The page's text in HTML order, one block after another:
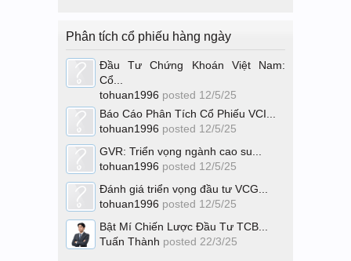
Phân tích cổ phiếu hàng ngày
Đầu Tư Chứng Khoán Việt Nam:
Cổ...
tohuan1996 posted 12/5/25
Báo Cáo Phân Tích Cổ Phiếu VCI...
tohuan1996 posted 12/5/25
GVR: Triển vọng ngành cao su...
tohuan1996 posted 12/5/25
Đánh giá triển vọng đầu tư VCG...
tohuan1996 posted 12/5/25
Bật Mí Chiến Lược Đầu Tư TCB...
Tuấn Thành posted 22/3/25